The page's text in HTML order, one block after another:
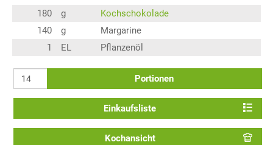
180
g
Kochschokolade
140
g
Margarine
1
EL Pflanzenöl
Portionen
Einkaufsliste
Kochansicht